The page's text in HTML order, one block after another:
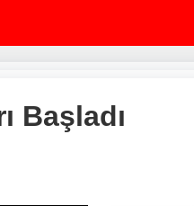
Başladı